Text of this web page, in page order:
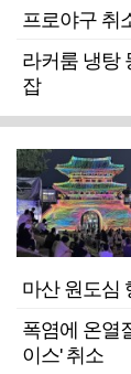
프로야구 취
라커룸 냉탕
잡
마산 원도심
폭염에 온열
이스' 취소